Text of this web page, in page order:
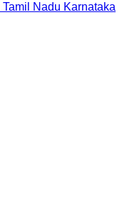
Tamil Nadu Karnataka